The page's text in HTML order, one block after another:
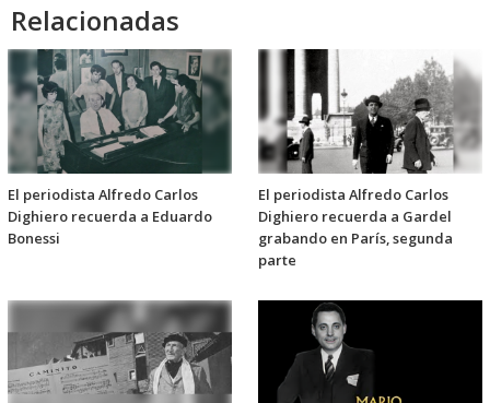
Relacionadas
El periodista Alfredo Carlos
Dighiero recuerda a Eduardo
Bonessi
El periodista Alfredo Carlos
Dighiero recuerda a Gardel
grabando en París, segunda
parte